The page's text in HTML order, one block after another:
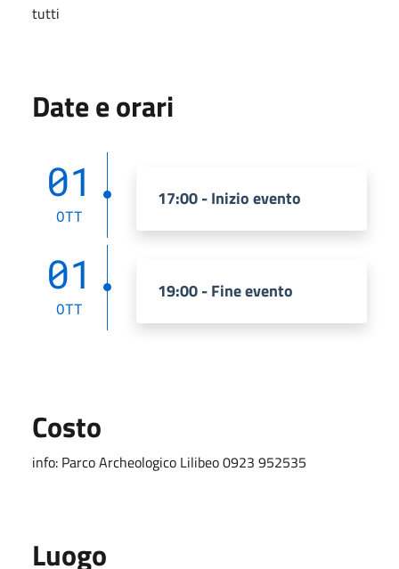
tutti
Date e orari
01
OTT
17:00 - Inizio evento
01
OTT
19:00 - Fine evento
Costo
info: Parco Archeologico Lilibeo 0923 952535
Luogo